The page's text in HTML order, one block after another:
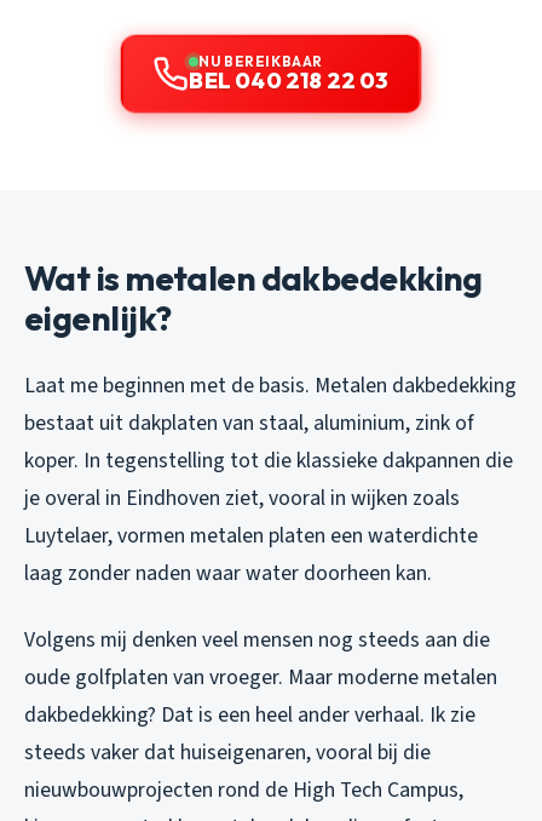
NU BEREIKBAAR
BEL 040 218 22 03
Wat is metalen dakbedekking
eigenlijk?
Laat me beginnen met de basis. Metalen dakbedekking
bestaat uit dakplaten van staal, aluminium, zink of
koper. In tegenstelling tot die klassieke dakpannen die
je overal in Eindhoven ziet, vooral in wijken zoals
Luytelaer, vormen metalen platen een waterdichte
laag zonder naden waar water doorheen kan.
Volgens mij denken veel mensen nog steeds aan die
oude golfplaten van vroeger. Maar moderne metalen
dakbedekking? Dat is een heel ander verhaal. Ik zie
steeds vaker dat huiseigenaren, vooral bij die
nieuwbouwprojecten rond de High Tech Campus,